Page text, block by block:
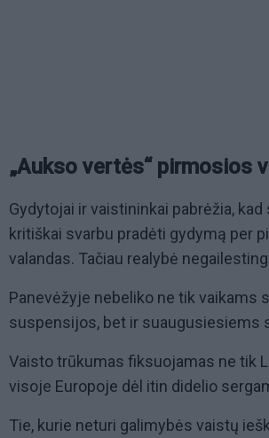
„Aukso vertės“ pirmosios
Gydytojai ir vaistininkai pabrėžia,
kritiškai svarbu pradėti gydymą per
valandas. Tačiau realybė
Panevėžyje nebeliko ne tik vaikams
suspensijos, bet ir suaugusiesiems
Vaisto trūkumas fiksuojamas ne tik
visoje Europoje dėl itin didelio
Tie, kurie neturi galimybės vaistų